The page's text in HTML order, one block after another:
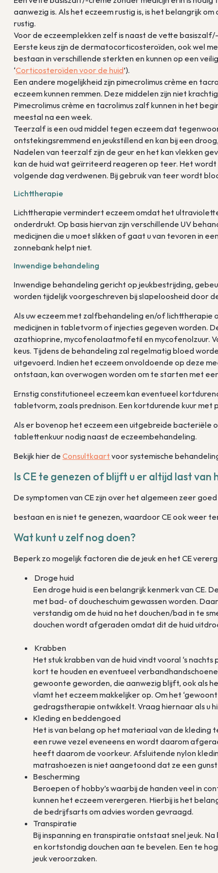
aanwezig is. Als het eczeem rustig is, is het belangrijk
rustig.
Voor de eczeemplekken zelf is naast de vette
Eerste keus zijn de dermatocorticosteroïden, ook wel
bestaan in verschillende sterkten en kunnen op een
‘Corticosteroïden voor de huid’).
Een andere mogelijkheid zijn pimecrolimus crème en
eczeem kunnen remmen. Deze middelen zijn niet
Pimecrolimus crème en tacrolimus zalf kunnen in het
meestal na een week.
Teerzalf is een oud middel tegen eczeem dat
ontstekingsremmend en jeukstillend en kan bij een
Nadelen van teerzalf zijn de geur en het kan vlekken
kan de huid wat geïrriteerd reageren op teer. Het
volgende dag verdwenen. Bij gebruik van teer wordt
Lichttherapie
Lichttherapie vermindert eczeem omdat het
onderdrukt. Op basis hiervan zijn verschillende UV
medicijnen die u moet slikken of gaat u van tevoren in
zonnebank helpt niet.
Inwendige behandeling
Inwendige behandeling gericht op jeukbestrijding,
worden tijdelijk voorgeschreven bij slapeloosheid door
Als uw eczeem met zalfbehandeling en/of
medicijnen in tabletvorm of injecties gegeven worden.
azathioprine, mycofenolaatmofetil en mycofenolzuur.
keus. Tijdens de behandeling zal regelmatig bloed
uitgevoerd. Indien het eczeem onvoldoende op deze
ontstaan, kan overwogen worden om te starten met
Ernstig constitutioneel eczeem kan eventueel
tabletvorm, zoals prednison. Een kortdurende kuur
Als er bovenop het eczeem een uitgebreide bacteriële
tablettenkuur nodig naast de eczeembehandeling.
Bekijk hier de Consultkaart voor systemische
Is CE te genezen of blijft u er altijd last van
De symptomen van CE zijn over het algemeen zeer
bestaan en is niet te genezen, waardoor CE ook weer
Wat kunt u zelf nog doen?
Beperk zo mogelijk factoren die de jeuk en het CE
Droge huid
Een droge huid is een belangrijk kenmerk van CE.
met bad- of doucheschuim gewassen worden.
verstandig om de huid na het douchen/bad in te
douchen wordt afgeraden omdat dit de huid
Krabben
Het stuk krabben van de huid vindt vooral ‘s
kort te houden en eventueel
gewoonte geworden, die aanwezig blijft, ook als
vlamt het eczeem makkelijker op. Om het
gedragstherapie ontwikkelt. Vraag hiernaar als u
Kleding en beddengoed
Het is van belang op het materiaal van de
een ruwe vezel eveneens en wordt daarom
heeft daarom de voorkeur. Afsluitende nylon
matrashoezen is niet aangetoond dat ze een
Bescherming
Beroepen of hobby’s waarbij de handen veel in
kunnen het eczeem verergeren. Hierbij is het
de bedrijfsarts om advies worden gevraagd.
Transpiratie
Bij inspanning en transpiratie ontstaat snel jeuk.
en kortstondig douchen aan te bevelen. Een te
jeuk veroorzaken.